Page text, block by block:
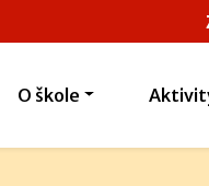
O škole